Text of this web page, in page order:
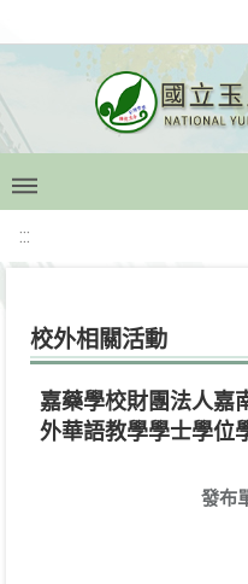
:::
校外相關活動
嘉藥學校財團法人嘉
外華語教學學士學位
發布